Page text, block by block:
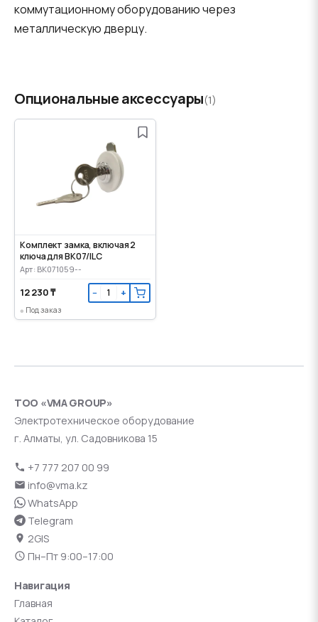
коммутационному оборудованию через
металлическую дверцу.
Опциональные аксессуары(1)
Комплект замка, включая 2
ключа для BK07/ILC
Арт: BK071059--
12 230 ₸ − +
Под заказ
ТОО «VMA GROUP»
Электротехническое оборудование
г. Алматы, ул. Садовникова 15
+7 777 207 00 99
info@vma.kz
WhatsApp
Telegram
2GIS
Пн–Пт 9:00–17:00
Навигация
Главная